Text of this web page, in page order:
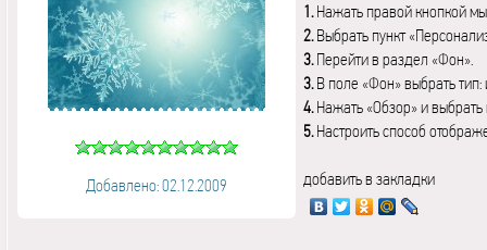
Добавлено: 02.12.2009
1.Нажать правой кнопкой
2.Выбрать пункт
3.Перейти в раздел «Фон».
3.В поле «Фон» выбрать
4.Нажать «Обзор» и выбрать
5.Настроить способ
добавить в закладки